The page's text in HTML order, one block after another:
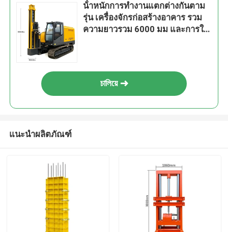
น้ําหนักการทํางานแตกต่างกันตาม
รุ่น เครื่องจักรก่อสร้างอาคาร รวม
ความยาวรวม 6000 มม และการให้
চালিয়ে
แนะนำผลิตภัณฑ์